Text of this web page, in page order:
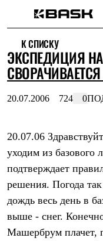
Интернет-магазин
Мужская одежда
Утепленная пухом
Куртки
Жилеты
Куртки
Штормовая одежда
Куртки
Софтшелл одежда
Куртки
Брюки
Куртки
К СПИСКУ
ЭКСПЕДИЦИЯ
СВОРАЧИВАЕТСЯ
20.07.2006 724 0
20.07.06
уходим из базового
подтверждает
решения. Погода
дождь весь день в
выше - снег.
Машербрум плачет,